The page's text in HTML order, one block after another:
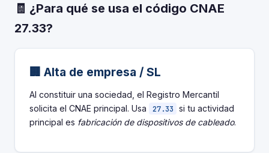
🧾 ¿Para qué se usa el código CNAE
27.33?
🏢 Alta de empresa / SL
Al constituir una sociedad, el Registro Mercantil
solicita el CNAE principal. Usa
27.33 si tu actividad
principal es fabricación de dispositivos de cableado.